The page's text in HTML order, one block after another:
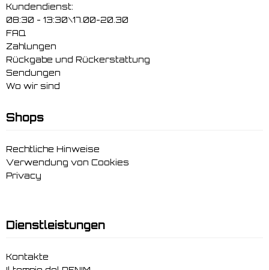
Kundendienst:
08:30 - 13:30\17.00-20.30
FAQ
Zahlungen
Rückgabe und Rückerstattung
Sendungen
Wo wir sind
Shops
Rechtliche Hinweise
Verwendung von Cookies
Privacy
Dienstleistungen
Kontakte